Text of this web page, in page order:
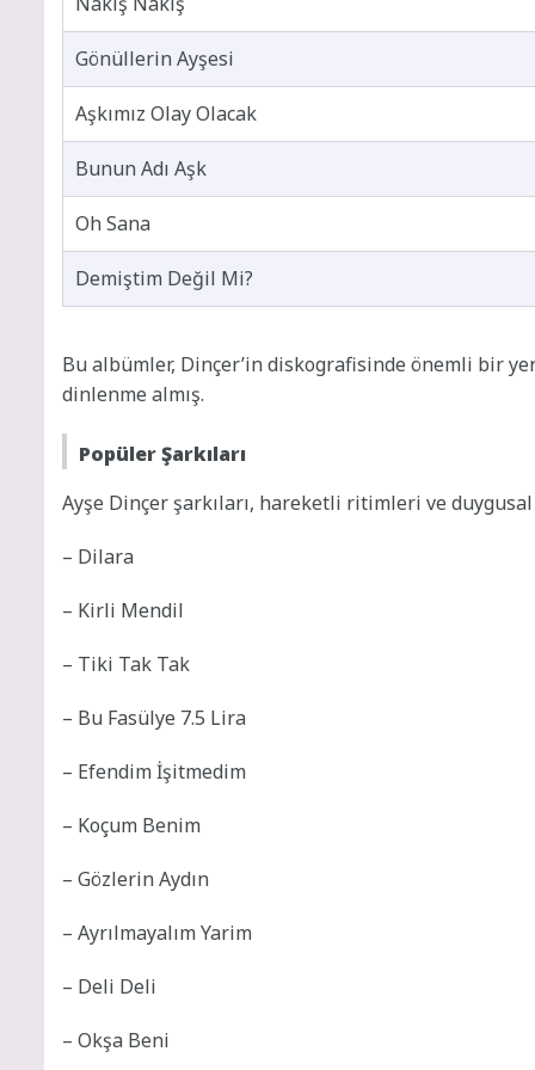
Gönüllerin Ayşesi
Aşkımız Olay Olacak
Bunun Adı Aşk
Oh Sana
Demiştim Değil Mi?
Bu albümler, Dinçer’in diskografisinde önemli bir
dinlenme almış.
Popüler Şarkıları
Ayşe Dinçer şarkıları, hareketli ritimleri ve
– Dilara
– Kirli Mendil
– Tiki Tak Tak
– Bu Fasülye 7.5 Lira
– Efendim İşitmedim
– Koçum Benim
– Gözlerin Aydın
– Ayrılmayalım Yarim
– Deli Deli
– Okşa Beni